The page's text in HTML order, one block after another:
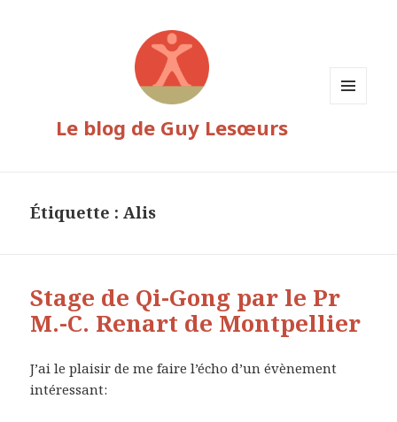
Le blog de Guy Lesœurs
Étiquette :Alis
Stage de Qi-Gong par le Pr
M.-C. Renart de Montpellier
J’ai le plaisir de me faire l’écho d’un évènement
intéressant: